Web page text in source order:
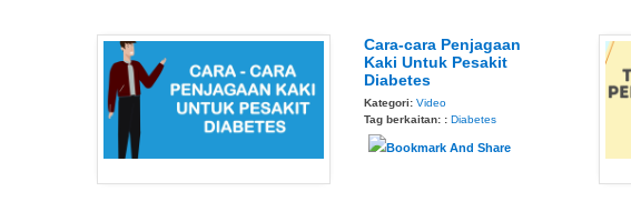
Cara-cara Penjagaan
Kaki Untuk Pesakit
Diabetes
Kategori: Video
Tag berkaitan: : Diabetes